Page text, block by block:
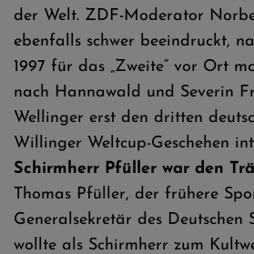
der Welt. ZDF-Moderator
ebenfalls schwer beeindruckt,
1997 für das „Zweite“ vor Ort
nach Hannawald und Severin
Wellinger erst den dritten
Willinger Weltcup-Geschehen
Schirmherr Pfüller war den
Thomas Pfüller, der frühere
Generalsekretär des Deutschen
wollte als Schirmherr zum